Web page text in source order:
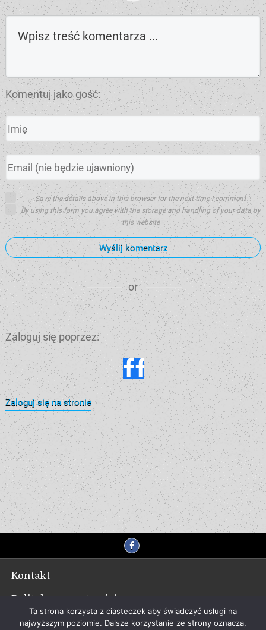
Komentuj jako gość:
Save the details above in this browser for the next time I comment
By using this form you agree with the storage and handling of your data by
this website
Wyślij komentarz
or
Zaloguj się poprzez:
Zaloguj się na stronie
Kontakt
Polityka prywatności
Ta strona korzysta z ciasteczek aby świadczyć usługi na
najwyższym poziomie. Dalsze korzystanie ze strony oznacza,